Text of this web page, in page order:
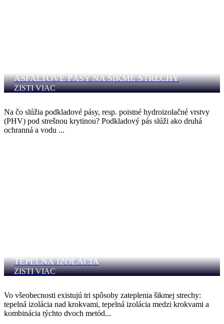
ASFALTOVÉ PÁSY NA ŠIKMÉ STRECHY
ZISTI VIAC
Na čo slúžia podkladové pásy, resp. poistné hydroizolačné vrstvy
(PHV) pod strešnou krytinou? Podkladový pás slúži ako druhá
ochranná a vodu ...
TEPELNÁ IZOLÁCIA
ZISTI VIAC
Vo všeobecnosti existujú tri spôsoby zateplenia šikmej strechy:
tepelná izolácia nad krokvami, tepelná izolácia medzi krokvami a
kombinácia týchto dvoch metód...